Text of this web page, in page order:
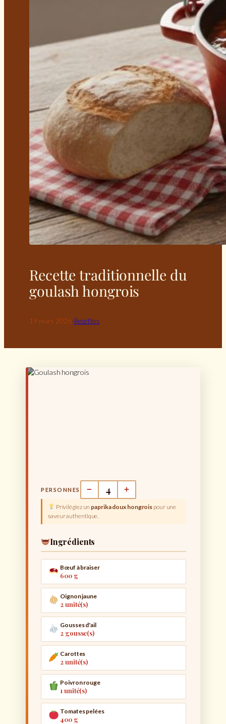
Recette traditionnelle du
goulash hongrois
19 mars 2026·Recettes
CUISINE HONGROISE · PLAT MIJOTÉ
Goulash Hongrois
Bœuf fondant, paprika fumé et légumes mijotés — un
classique réconfortant
PERSONNES − +
Privilégiez un paprika doux hongrois pour une
saveur authentique.
Ingrédients
Bœuf à braiser
600 g
Oignon jaune
2 unité(s)
Gousses d'ail
2 gousse(s)
Carottes
2 unité(s)
Poivron rouge
1 unité(s)
Tomates pelées
400 g